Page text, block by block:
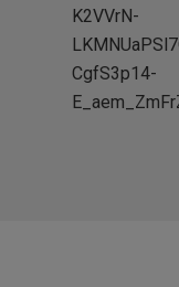
K2VVrN-
CgfS3p14-